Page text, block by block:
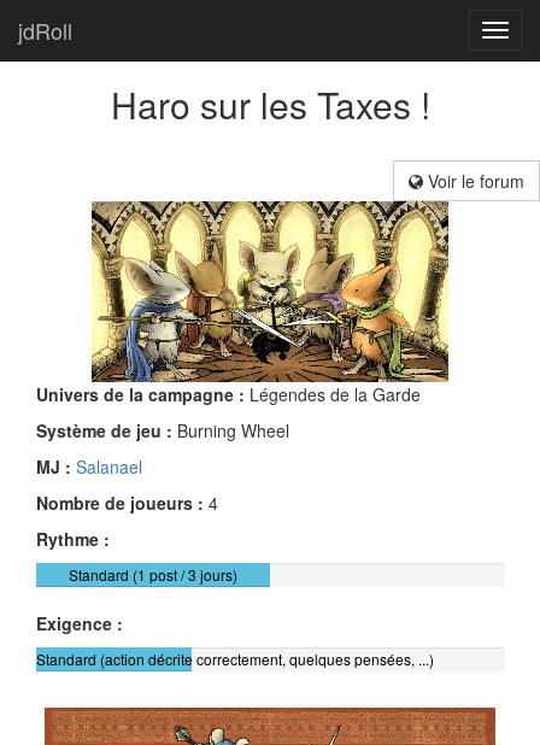
jdRoll
Haro sur les Taxes !
Voir le forum
Univers de la campagne : Légendes de la Garde
Système de jeu : Burning Wheel
MJ : Salanael
Nombre de joueurs : 4
Rythme :
Standard (1 post / 3 jours)
Exigence :
Standard (action décrite correctement, quelques pensées, ...)